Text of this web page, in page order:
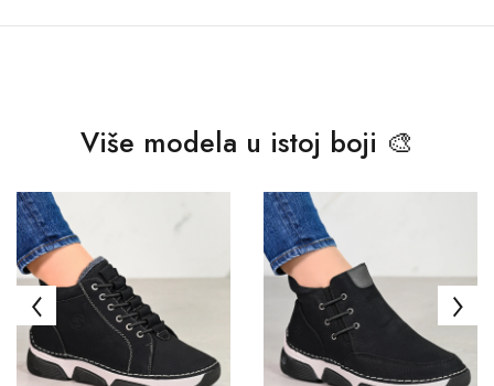
Više modela u istoj boji 🎨